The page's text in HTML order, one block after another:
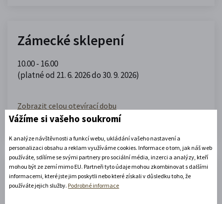
Zámecké sklepení
10.00 - 16.00
(platné od 21. 6. 2026 do 30. 9. 2026)
Zobrazit celou otevírací dobu
Portmoneum – Museum Josefa
Váchala
Vážíme si vašeho soukromí
K analýze návštěvnosti a funkcí webu, ukládání vašeho nastavení a
personalizaci obsahu a reklam využíváme cookies. Informace o tom, jak náš web
používáte, sdílíme se svými partnery pro sociální média, inzerci a analýzy, kteří
mohou být ze zemí mimo EU. Partneři tyto údaje mohou zkombinovat s dalšími
informacemi, které jste jim poskytli nebo které získali v důsledku toho, že
používáte jejich služby. Podrobné informace